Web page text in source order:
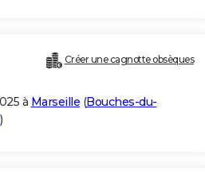
Créer une cagnotte obsèques
à Marseille (Bouches-du-
)